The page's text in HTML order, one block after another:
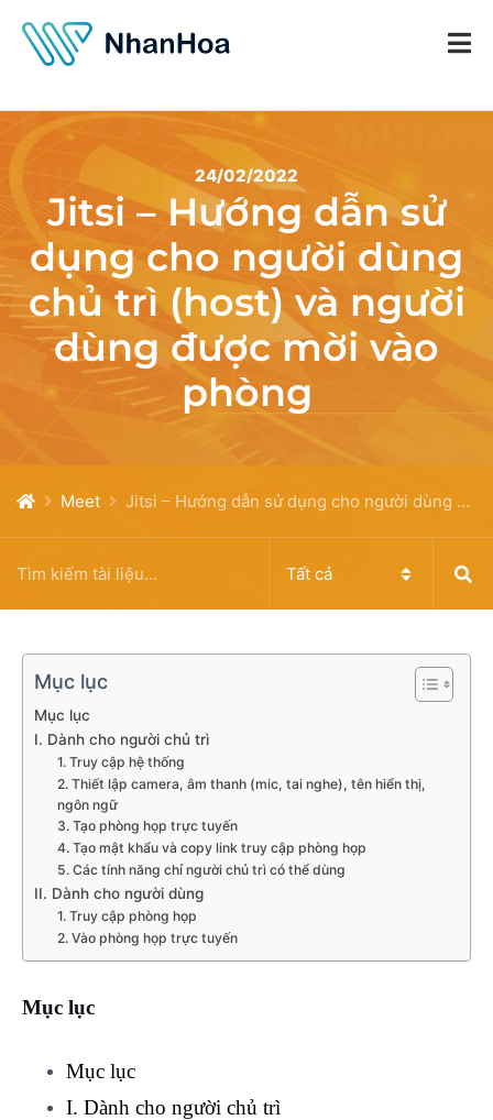
24/02/2022
Jitsi – Hướng dẫn sử
dụng cho người dùng
chủ trì (host) và người
dùng được mời vào
phòng
Meet Jitsi – Hướng dẫn sử dụng cho người dùng chủ trì (host) và người dùng được mời vào phòng
Mục lục
Mục lục
I. Dành cho người chủ trì
1. Truy cập hệ thống
2. Thiết lập camera, âm thanh (mic, tai nghe), tên hiển thị,
ngôn ngữ
3. Tạo phòng họp trực tuyến
4. Tạo mật khẩu và copy link truy cập phòng họp
5. Các tính năng chỉ người chủ trì có thể dùng
II. Dành cho người dùng
1. Truy cập phòng họp
2. Vào phòng họp trực tuyến
Mục lục
Mục lục
I. Dành cho người chủ trì